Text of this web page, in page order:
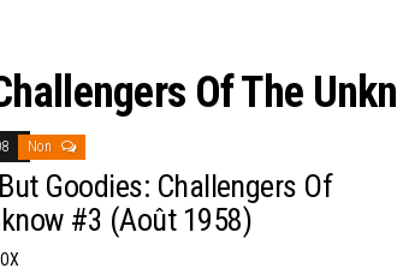
Of The
Non
Goodies: Challengers Of
#3 (Août 1958)